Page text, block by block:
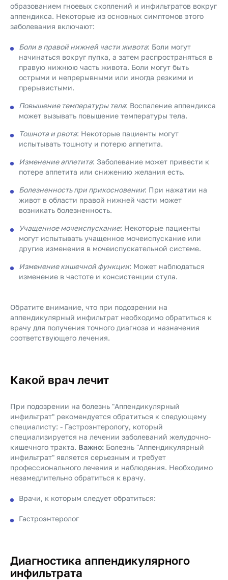
образованием гноевых скоплений и инфильтратов вокруг
аппендикса. Некоторые из основных симптомов этого
заболевания включают:
Боли в правой нижней части живота: Боли могут
начинаться вокруг пупка, а затем распространяться в
правую нижнюю часть живота. Боли могут быть
острыми и непрерывными или иногда резкими и
прерывистыми.
Повышение температуры тела: Воспаление аппендикса
может вызывать повышение температуры тела.
Тошнота и рвота: Некоторые пациенты могут
испытывать тошноту и потерю аппетита.
Изменение аппетита: Заболевание может привести к
потере аппетита или снижению желания есть.
Болезненность при прикосновении: При нажатии на
живот в области правой нижней части может
возникать болезненность.
Учащенное мочеиспускание: Некоторые пациенты
могут испытывать учащенное мочеиспускание или
другие изменения в мочеиспускательной системе.
Изменение кишечной функции: Может наблюдаться
изменение в частоте и консистенции стула.
Обратите внимание, что при подозрении на
аппендикулярный инфильтрат необходимо обратиться к
врачу для получения точного диагноза и назначения
соответствующего лечения.
Какой врач лечит
При подозрении на болезнь "Аппендикулярный
инфильтрат" рекомендуется обратиться к следующему
специалисту: - Гастроэнтерологу, который
специализируется на лечении заболеваний желудочно-
кишечного тракта. Важно: Болезнь "Аппендикулярный
инфильтрат" является серьезным и требует
профессионального лечения и наблюдения. Необходимо
незамедлительно обратиться к врачу.
Врачи, к которым следует обратиться:
Гастроэнтеролог
Диагностика аппендикулярного
инфильтрата